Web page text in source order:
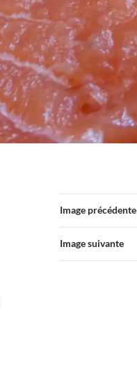
Image précédente
Image suivante